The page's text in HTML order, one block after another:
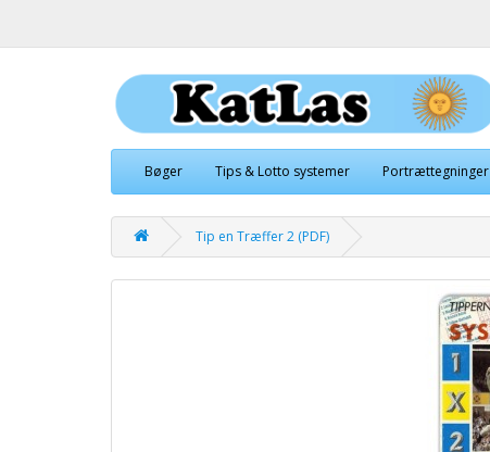
Bøger Tips & Lotto systemer Portrættegninger
Tip en Træffer 2 (PDF)